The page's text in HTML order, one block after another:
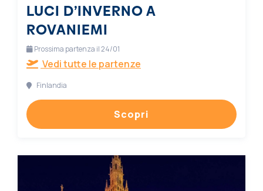
LUCI D’INVERNO A
ROVANIEMI
Prossima partenza il 24/01
Vedi tutte le partenze
Finlandia
Scopri